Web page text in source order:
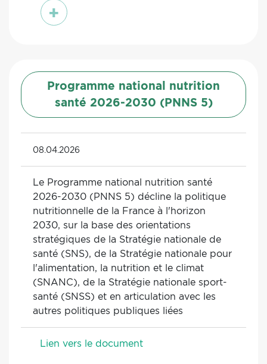
voir
Programme national nutrition
santé 2026-2030 (PNNS 5)
08.04.2026
Le Programme national nutrition santé
2026-2030 (PNNS 5) décline la politique
nutritionnelle de la France à l'horizon
2030, sur la base des orientations
stratégiques de la Stratégie nationale de
santé (SNS), de la Stratégie nationale pour
l'alimentation, la nutrition et le climat
(SNANC), de la Stratégie nationale sport-
santé (SNSS) et en articulation avec les
autres politiques publiques liées
Lien vers le document